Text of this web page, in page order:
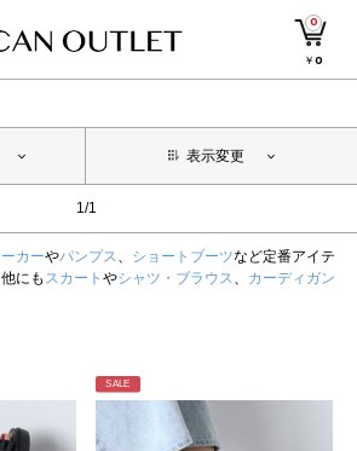
0
￥0
表示変更
1/1
カーやパンプス、 ショートブーツなど定番アイテ
にも スカート やシャツ・ブラウス、 カーディガン
SALE